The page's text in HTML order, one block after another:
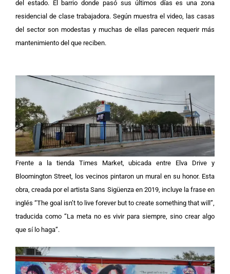
del estado. El barrio donde pasó sus últimos días es una zona
residencial de clase trabajadora. Según muestra el video, las casas
del sector son modestas y muchas de ellas parecen requerir más
mantenimiento del que reciben.
Frente a la tienda Times Market, ubicada entre Elva Drive y
Bloomington Street, los vecinos pintaron un mural en su honor. Esta
obra, creada por el artista Sans Sigüenza en 2019, incluye la frase en
inglés “The goal isn’t to live forever but to create something that will”,
traducida como “La meta no es vivir para siempre, sino crear algo
que sí lo haga”.